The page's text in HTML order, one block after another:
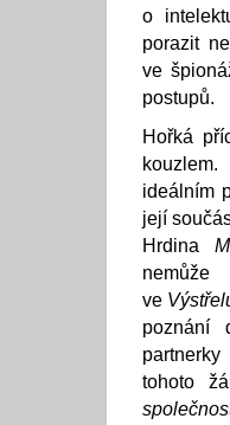
o
porazit
ve
postupů.
Hořká
ideálním
její
Hrdina
ve
poznání
tohoto